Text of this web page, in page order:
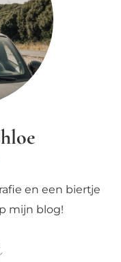
en een biertje
mijn blog!